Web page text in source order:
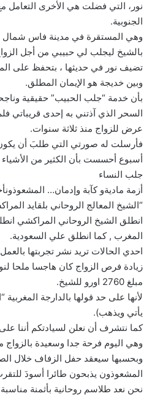
نور، التي فضلت هي الأخرى التعامل
الجنوبية.
وهي المستقرة في مدينة فاس شمال
بالشيخ ليجلب لي حبيبي من أجل
تضيف نور في حديثها ، بتحفظ على
وبين خديجة هو الإيمان المطلق.
بأن خدمة “جلب الحبيب” حقيقية
السحر الذي آذتني به إحدى قريباتي
عرض للزواج منذ ثلاثة سنوات.
فأرسلت له صورتي التي طلبَ أن
أسبوع أحسست بأن الكثير من
جلب النساء
أزمة ماديةو كآبة وإدمان…
“الشيخ المعالج الروحاني بلقايد
انطلق الشيخ الروحاني المراكشي
المغرب , كما انطلق علي السعودية.
احدي الحالات تريد نشر تجربتها
زيادة فرص الزواج كان هاجسا ملحا
مبلغ 2760 اورو للشيخ.
لأنها على حد قولها بالدارجة
يأتي ويذهب).
كما نتشرف أن نعلن لسيادتكم أننا
وهي اليوم فرحة جدا وسعيدة
وبحسبها سيعقد حفل الزفاف خلال
المشعوذون يذبحون طائرا أسودَ